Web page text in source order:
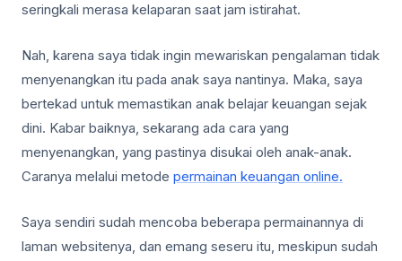
seringkali merasa kelaparan saat jam istirahat.
Nah, karena saya tidak ingin mewariskan pengalaman tidak
menyenangkan itu pada anak saya nantinya. Maka, saya
bertekad untuk memastikan anak belajar keuangan sejak
dini. Kabar baiknya, sekarang ada cara yang
menyenangkan, yang pastinya disukai oleh anak-anak.
Caranya melalui metode permainan keuangan online.
Saya sendiri sudah mencoba beberapa permainannya di
laman websitenya, dan emang seseru itu, meskipun sudah